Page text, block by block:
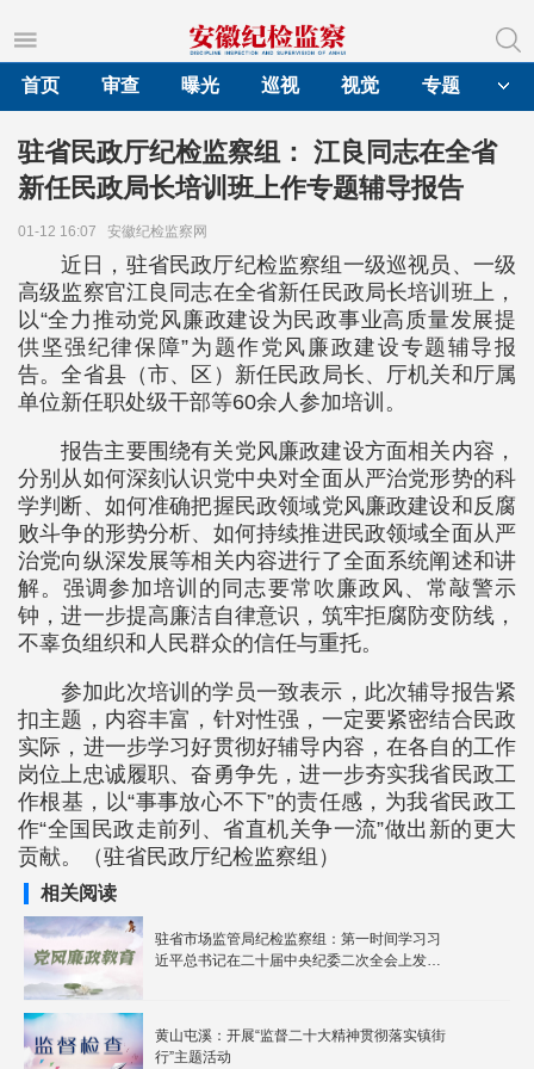
首页
审查 曝光 巡视 视觉 专题
驻省民政厅纪检监察组： 江良同志在全省
新任民政局长培训班上作专题辅导报告
01-12 16:07 安徽纪检监察网
近日，驻省民政厅纪检监察组一级巡视员、一级
高级监察官江良同志在全省新任民政局长培训班上，
以“全力推动党风廉政建设为民政事业高质量发展提
供坚强纪律保障”为题作党风廉政建设专题辅导报
告。全省县（市、区）新任民政局长、厅机关和厅属
单位新任职处级干部等60余人参加培训。
报告主要围绕有关党风廉政建设方面相关内容，
分别从如何深刻认识党中央对全面从严治党形势的科
学判断、如何准确把握民政领域党风廉政建设和反腐
败斗争的形势分析、如何持续推进民政领域全面从严
治党向纵深发展等相关内容进行了全面系统阐述和讲
解。强调参加培训的同志要常吹廉政风、常敲警示
钟，进一步提高廉洁自律意识，筑牢拒腐防变防线，
不辜负组织和人民群众的信任与重托。
参加此次培训的学员一致表示，此次辅导报告紧
扣主题，内容丰富，针对性强，一定要紧密结合民政
实际，进一步学习好贯彻好辅导内容，在各自的工作
岗位上忠诚履职、奋勇争先，进一步夯实我省民政工
作根基，以“事事放心不下”的责任感，为我省民政工
作“全国民政走前列、省直机关争一流”做出新的更大
贡献。（驻省民政厅纪检监察组）
相关阅读
驻省市场监管局纪检监察组：第一时间学习习
近平总书记在二十届中央纪委二次全会上发表
黄山屯溪：开展“监督二十大精神贯彻落实镇街
行”主题活动